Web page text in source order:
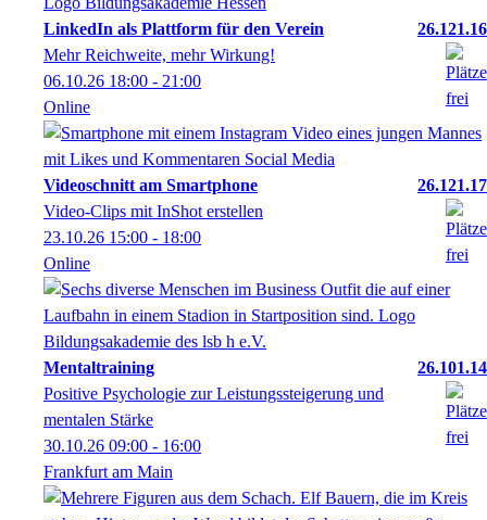
LinkedIn als Plattform für den Verein
26.121.16
Mehr Reichweite, mehr Wirkung!
06.10.26 18:00 - 21:00
Online
Videoschnitt am Smartphone
26.121.17
Video-Clips mit InShot erstellen
23.10.26 15:00 - 18:00
Online
Mentaltraining
26.101.14
Positive Psychologie zur Leistungssteigerung und
mentalen Stärke
30.10.26 09:00 - 16:00
Frankfurt am Main